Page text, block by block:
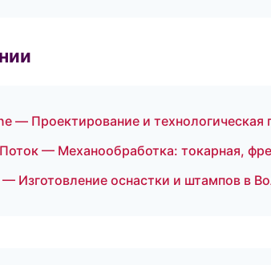
— Проектирование и технологическая
— Механообработка: токарная,
Изготовление оснастки и штампов в